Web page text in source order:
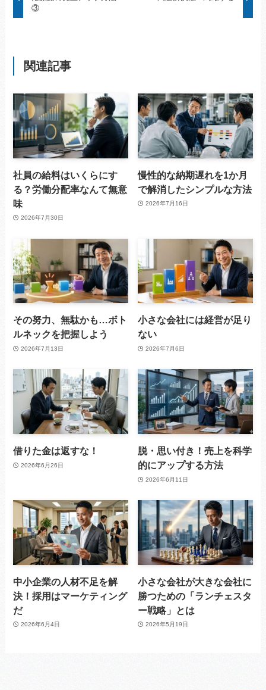
③
関連記事
社員の給料はいくらにす
る？労働分配率なんて無意
味
2026年7月30日
慢性的な納期遅れを1か月
で解消したシンプルな方法
2026年7月16日
その努力、無駄かも…ボト
ルネックを把握しよう
2026年7月13日
小さな会社には経営が足り
ない
2026年7月6日
借りた金は返すな！
2026年6月26日
脱・思い付き！売上を科学
的にアップする方法
2026年6月11日
中小企業の人材不足を解
決！採用はマーケティング
だ
2026年6月4日
小さな会社が大きな会社に
勝つための「ランチェスタ
ー戦略」とは
2026年5月19日